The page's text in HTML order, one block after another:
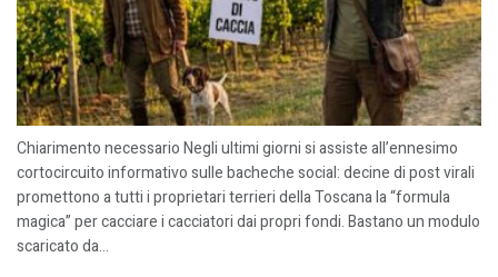
Chiarimento necessario Negli ultimi giorni si assiste all’ennesimo
cortocircuito informativo sulle bacheche social: decine di post virali
promettono a tutti i proprietari terrieri della Toscana la “formula
magica” per cacciare i cacciatori dai propri fondi. Bastano un modulo
scaricato da...